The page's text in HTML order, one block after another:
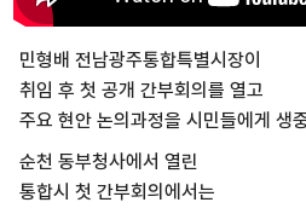
민형배 전남광주통합특별시장이
취임 후 첫 공개 간부회의를 열고
주요 현안 논의과정을 시민들에게 생
순천 동부청사에서 열린
통합시 첫 간부회의에서는